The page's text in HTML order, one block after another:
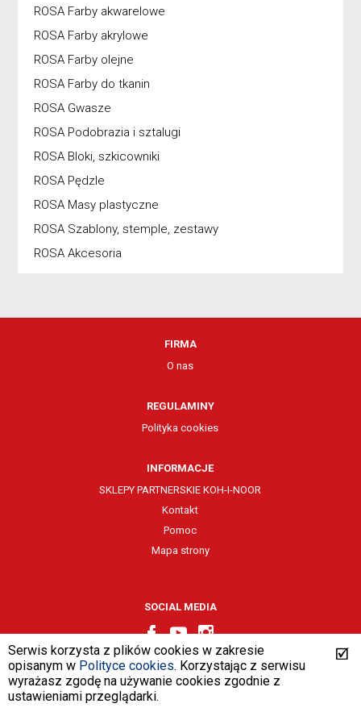
ROSA Farby akwarelowe
ROSA Farby akrylowe
ROSA Farby olejne
ROSA Farby do tkanin
ROSA Gwasze
ROSA Podobrazia i sztalugi
ROSA Bloki, szkicowniki
ROSA Pędzle
ROSA Masy plastyczne
ROSA Szablony, stemple, zestawy
ROSA Akcesoria
FIRMA
O nas
REGULAMINY
Polityka cookies
INFORMACJE
SKLEPY PARTNERSKIE KOH-I-NOOR
Kontakt
Pomoc
Mapa strony
SOCIAL MEDIA
Serwis korzysta z plików cookies w zakresie
opisanym w Polityce cookies. Korzystając z serwisu
wyrażasz zgodę na używanie cookies zgodnie z
ustawieniami przeglądarki.